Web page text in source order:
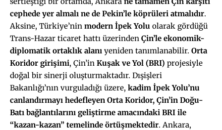
cephede yer almalı ne de Pekin’le köprüleri atmalıdır.
Aksine, Türkiye’nin modern İpek Yolu olarak gördüğü
Trans-Hazar ticaret hattı üzerinden Çin’le ekonomik-
diplomatik ortaklık alanı yeniden tanımlanabilir. Orta
Koridor girişimi, Çin’in Kuşak ve Yol (BRI) projesiyle
doğal bir sinerji oluşturmaktadır. Dışişleri
Bakanlığı’nın vurguladığı üzere, kadim İpek Yolu’nu
canlandırmayı hedefleyen Orta Koridor, Çin’in Doğu-
Batı bağlantılarını geliştirme amacındaki BRI ile
“kazan-kazan” temelinde örtüşmektedir. Ankara,